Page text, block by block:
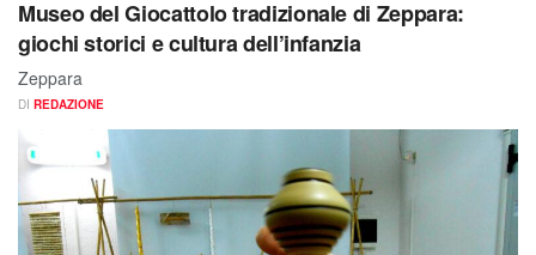
Museo del Giocattolo tradizionale di Zeppara:
giochi storici e cultura dell’infanzia
Zeppara
DI REDAZIONE